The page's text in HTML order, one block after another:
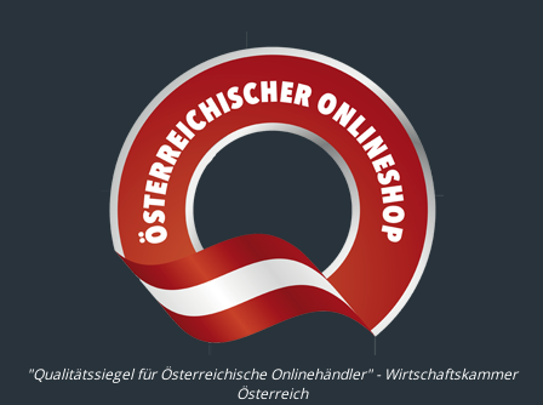
"Qualitätssiegel für Österreichische Onlinehändler" - Wirtschaftskammer
Österreich